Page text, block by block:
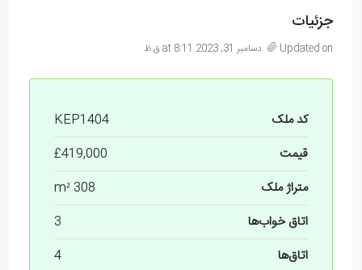
جزئیات
Updated on دسامبر 31, 2023 at 8:11 ق.ظ
کد ملک
KEP1404
قیمت
£419,000
متراژ ملک
308 m²
اتاق خواب‌ها
3
اتاق‌ها
4